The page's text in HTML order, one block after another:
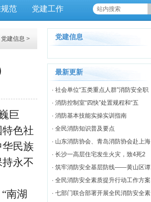
范 党建工作
党建信息 >
巨
色社
民族
永不
南湖
党建信息
最新更新
· 社会单位“五类重点人群”消防安全职
责
· 消防控制室“四快”处置规程和“五
知”评价标准
· 消防基本技能实操实训指南
· 全民消防知识普及要点
· 山东消防协会、青岛消防协会赴上海
市消防协会开展调研交流
· 长沙一高层住宅发生火灾，致4死2
伤
· 筑牢消防安全基层防线——黄山区谭
家桥镇专职消防队正式揭牌启用
· 全民消防安全素质提升行动工作方案
（2026—2030年）
· 七部门联合部署开展全民消防安全素